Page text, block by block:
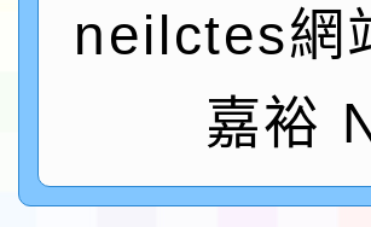
實施要點各1
程
函轉國家通訊
鎮韌性（防
「115年金融
本校115學年
neilctes網
嘉裕